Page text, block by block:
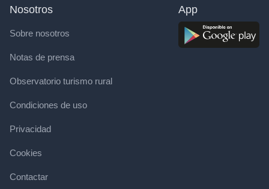
Nosotros
Sobre nosotros
Notas de prensa
Observatorio turismo rural
Condiciones de uso
Privacidad
Cookies
Contactar
App